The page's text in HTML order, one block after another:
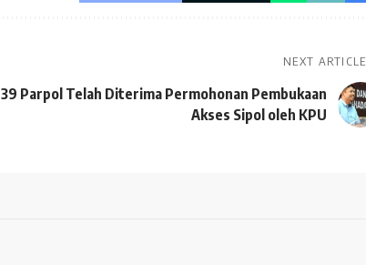
NEXT ARTICLE
39 Parpol Telah Diterima Permohonan Pembukaan
Akses Sipol oleh KPU